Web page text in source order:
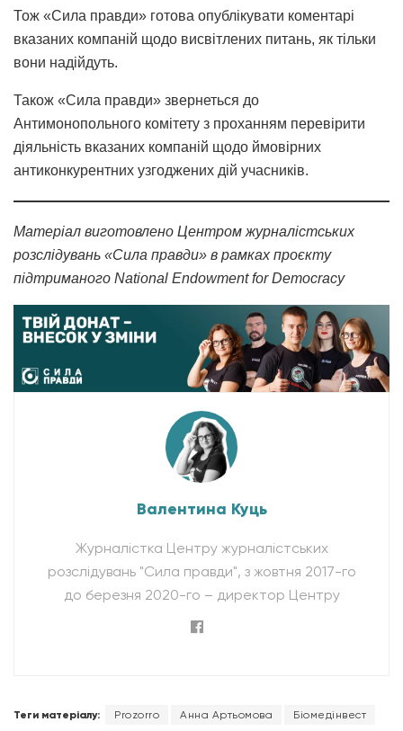
Тож «Сила правди» готова опублікувати коментарі
вказаних компаній щодо висвітлених питань, як тільки
вони надійдуть.
Також «Сила правди» звернеться до
Антимонопольного комітету з проханням перевірити
діяльність вказаних компаній щодо ймовірних
антиконкурентних узгоджених дій учасників.
Матеріал виготовлено Центром журналістських
розслідувань «Сила правди» в рамках проєкту
підтриманого National Endowment for Democracy
Валентина Куць
Журналістка Центру журналістських
розслідувань "Сила правди", з жовтня 2017-го
до березня 2020-го – директор Центру
Теги матеріалу: Prozorro Анна Артьомова Біомедінвест